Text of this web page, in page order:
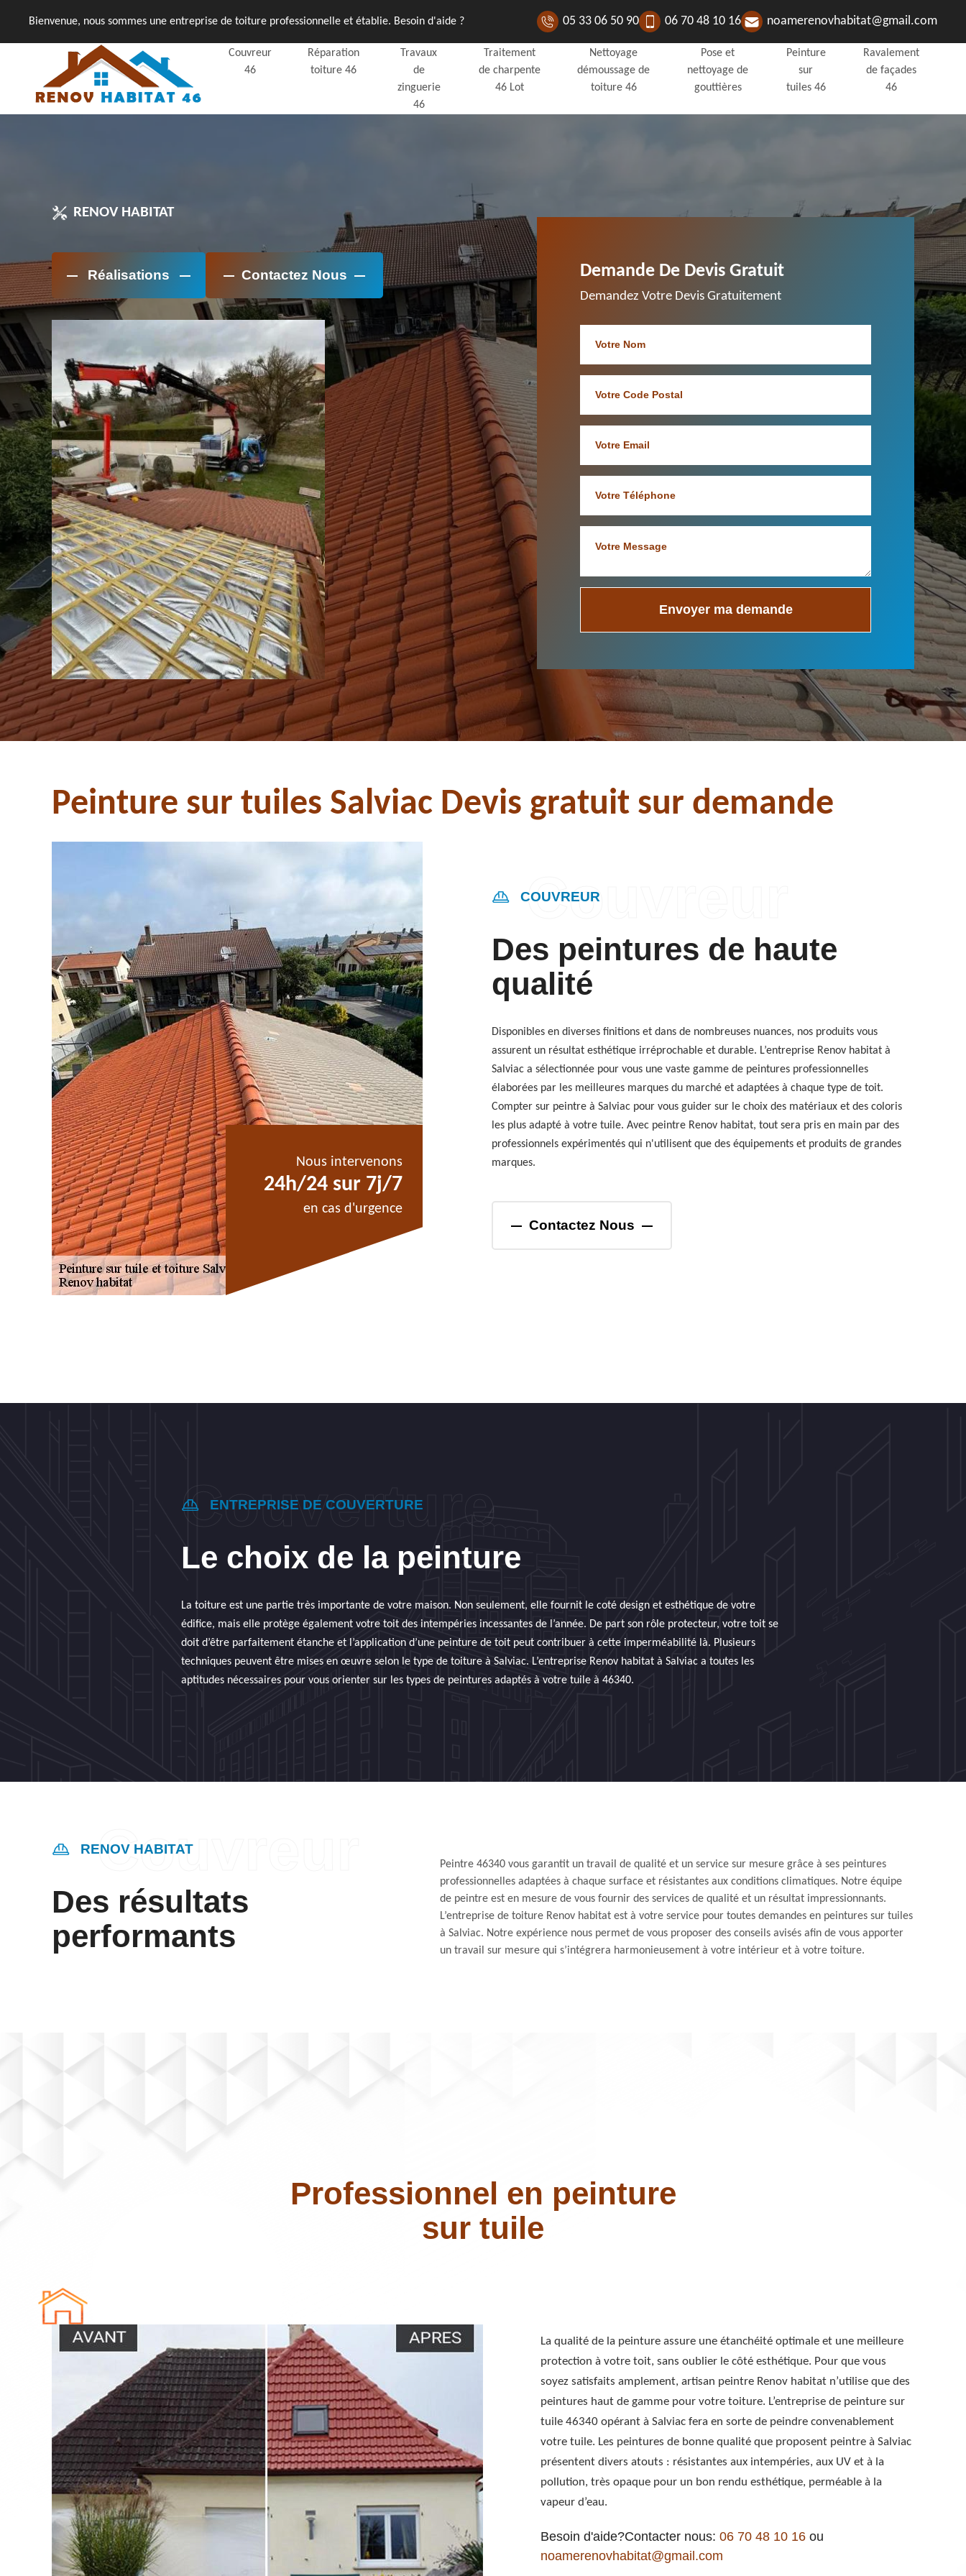
Bienvenue, nous sommes une entreprise de toiture professionnelle et établie. Besoin d'aide ? 05 33 06 50 90 06 70 48 10 16 noamerenovhabitat@gmail.com
Couvreur
46
Réparation
toiture 46
Travaux
de
zinguerie
46
Traitement
de charpente
46 Lot
Nettoyage
démoussage de
toiture 46
Pose et
nettoyage de
gouttières
Peinture
sur
tuiles 46
Ravalement
de façades
46
RENOV HABITAT
Réalisations Contactez Nous Demande De Devis Gratuit
Demandez Votre Devis Gratuitement
Peinture sur tuiles Salviac Devis gratuit sur demande
Nous intervenons
24h/24 sur 7j/7
en cas d'urgence
COUVREUR
Des peintures de haute
qualité
Disponibles en diverses finitions et dans de nombreuses nuances, nos produits vous
assurent un résultat esthétique irréprochable et durable. L’entreprise Renov habitat à
Salviac a sélectionnée pour vous une vaste gamme de peintures professionnelles
élaborées par les meilleures marques du marché et adaptées à chaque type de toit.
Compter sur peintre à Salviac pour vous guider sur le choix des matériaux et des coloris
les plus adapté à votre tuile. Avec peintre Renov habitat, tout sera pris en main par des
professionnels expérimentés qui n'utilisent que des équipements et produits de grandes
marques.
Contactez Nous
ENTREPRISE DE COUVERTURE
Le choix de la peinture
La toiture est une partie très importante de votre maison. Non seulement, elle fournit le coté design et esthétique de votre
édifice, mais elle protège également votre toit des intempéries incessantes de l’année. De part son rôle protecteur, votre toit se
doit d’être parfaitement étanche et l’application d’une peinture de toit peut contribuer à cette imperméabilité là. Plusieurs
techniques peuvent être mises en œuvre selon le type de toiture à Salviac. L’entreprise Renov habitat à Salviac a toutes les
aptitudes nécessaires pour vous orienter sur les types de peintures adaptés à votre tuile à 46340.
RENOV HABITAT
Des résultats
performants
Peintre 46340 vous garantit un travail de qualité et un service sur mesure grâce à ses peintures
professionnelles adaptées à chaque surface et résistantes aux conditions climatiques. Notre équipe
de peintre est en mesure de vous fournir des services de qualité et un résultat impressionnants.
L’entreprise de toiture Renov habitat est à votre service pour toutes demandes en peintures sur tuiles
à Salviac. Notre expérience nous permet de vous proposer des conseils avisés afin de vous apporter
un travail sur mesure qui s’intégrera harmonieusement à votre intérieur et à votre toiture.
Professionnel en peinture
sur tuile
La qualité de la peinture assure une étanchéité optimale et une meilleure
protection à votre toit, sans oublier le côté esthétique. Pour que vous
soyez satisfaits amplement, artisan peintre Renov habitat n’utilise que des
peintures haut de gamme pour votre toiture. L’entreprise de peinture sur
tuile 46340 opérant à Salviac fera en sorte de peindre convenablement
votre tuile. Les peintures de bonne qualité que proposent peintre à Salviac
présentent divers atouts : résistantes aux intempéries, aux UV et à la
pollution, très opaque pour un bon rendu esthétique, perméable à la
vapeur d’eau.
Besoin d'aide?Contacter nous: 06 70 48 10 16 ou
noamerenovhabitat@gmail.com